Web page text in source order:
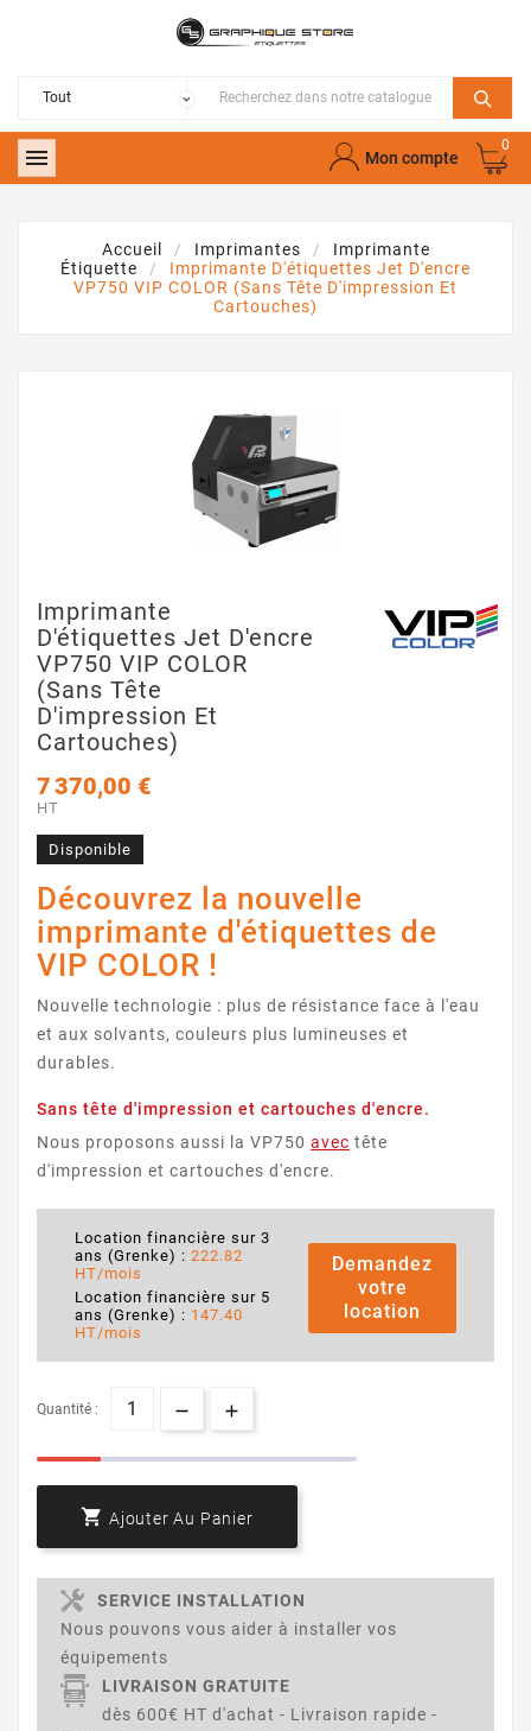
 Mon compte
0
Accueil Imprimantes
Imprimante
Étiquette
Imprimante D'étiquettes Jet D'encre
VP750 VIP COLOR (sans Tête D'impression Et
Cartouches)
Imprimante
D'étiquettes Jet D'encre
VP750 VIP COLOR
(sans Tête
D'impression Et
Cartouches)
7 370,00 €
HT
Disponible
Découvrez la nouvelle
imprimante d'étiquettes de
VIP COLOR !
Nouvelle technologie : plus de résistance face à l'eau
et aux solvants, couleurs plus lumineuses et
durables.
Sans tête d'impression et cartouches d'encre.
Nous proposons aussi la VP750 avec tête
d'impression et cartouches d'encre.
Location financière sur 3
ans (Grenke) : 222.82
HT/mois
Location financière sur 5
ans (Grenke) : 147.40
HT/mois
Demandez
votre
location
Quantité :
 Ajouter Au Panier
SERVICE INSTALLATION
Nous pouvons vous aider à installer vos
équipements
LIVRAISON GRATUITE
dès 600€ HT d'achat - Livraison rapide -